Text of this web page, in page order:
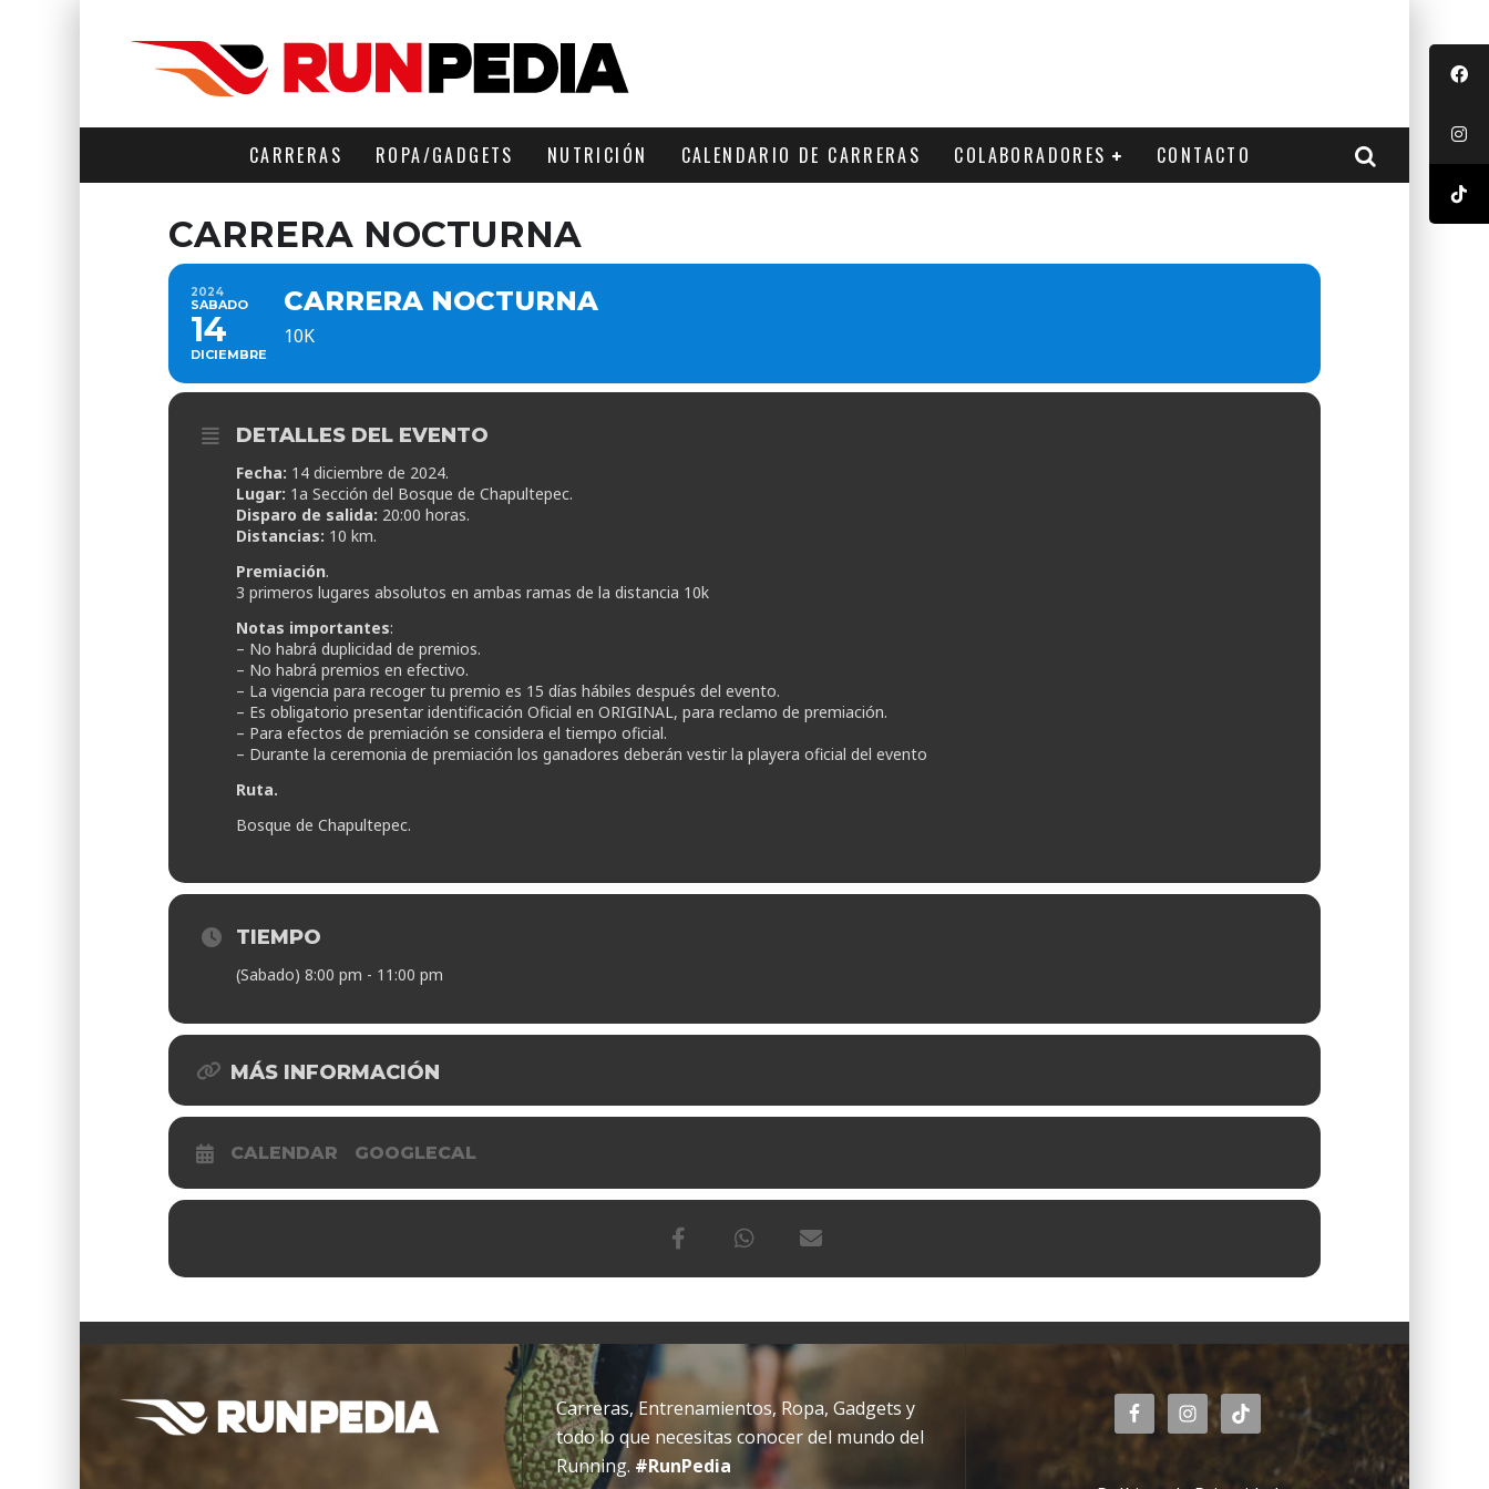
CARRERAS ROPA/GADGETS NUTRICIÓN CALENDARIO DE CARRERAS COLABORADORES CONTACTO
CARRERA NOCTURNA
2024
SABADO
14
DICIEMBRE
CARRERA NOCTURNA
10K
DETALLES DEL EVENTO
Fecha: 14 diciembre de 2024.
Lugar: 1a Sección del Bosque de Chapultepec.
Disparo de salida: 20:00 horas.
Distancias: 10 km.
Premiación.
3 primeros lugares absolutos en ambas ramas de la distancia 10k
Notas importantes:
– No habrá duplicidad de premios.
– No habrá premios en efectivo.
– La vigencia para recoger tu premio es 15 días hábiles después del evento.
– Es obligatorio presentar identificación Oficial en ORIGINAL, para reclamo de premiación.
– Para efectos de premiación se considera el tiempo oficial.
– Durante la ceremonia de premiación los ganadores deberán vestir la playera oficial del evento
Ruta.
Bosque de Chapultepec.
TIEMPO
(Sabado) 8:00 pm - 11:00 pm
MÁS INFORMACIÓN
CALENDAR GOOGLECAL
Carreras, Entrenamientos, Ropa, Gadgets y
todo lo que necesitas conocer del mundo del
Running. #RunPedia